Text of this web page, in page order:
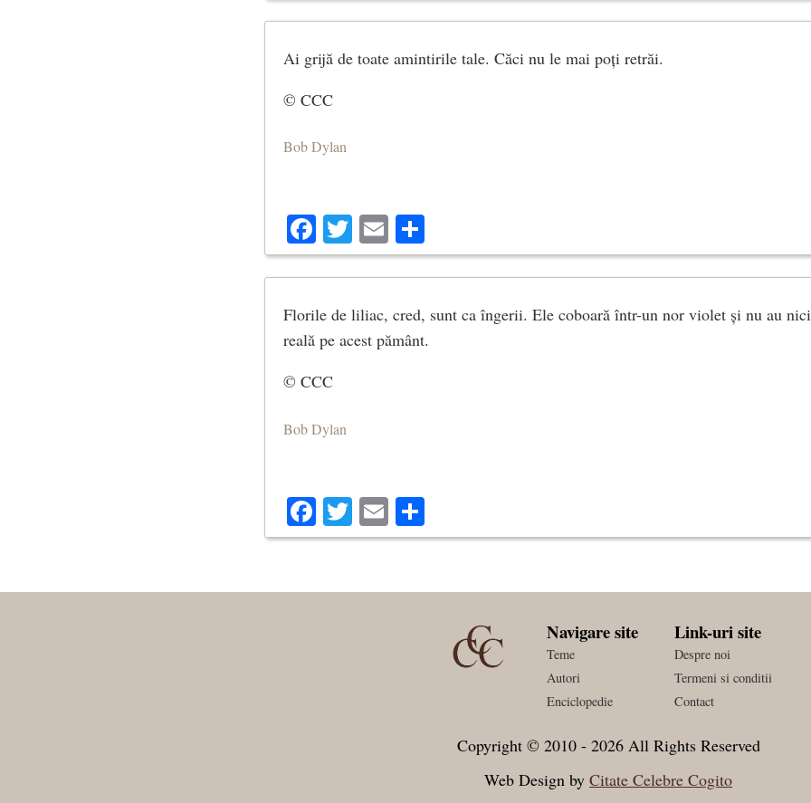
Ai grijă de toate amintirile tale. Căci nu le mai poți retrăi.
© CCC
Bob Dylan
Facebook
Twitter
Email
Florile de liliac, cred, sunt ca îngerii. Ele coboară într-un nor violet și nu au
reală pe acest pământ.
© CCC
Bob Dylan
Facebook
Twitter
Email
Navigare site
Teme
Autori
Enciclopedie
Link-uri site
Despre noi
Termeni si conditii
Contact
Copyright © 2010 - 2026 All Rights Reserved
Web Design by Citate Celebre Cogito